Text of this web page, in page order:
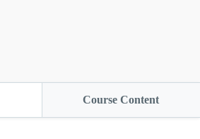
Course Content